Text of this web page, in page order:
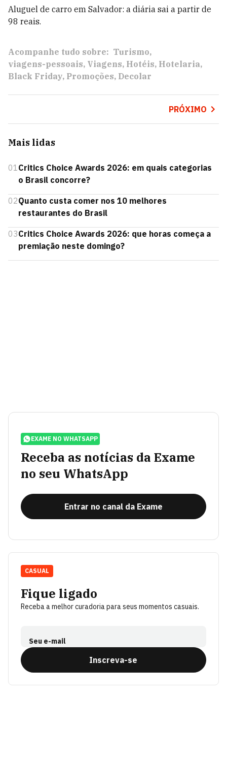
Aluguel de carro em Salvador: a diária sai a partir de
98 reais.
Acompanhe tudo sobre: Turismo
viagens-pessoais Viagens Hotéis Hotelaria
Black Friday Promoções Decolar
PRÓXIMO
Mais lidas
01Critics Choice Awards 2026: em quais categorias
o Brasil concorre?
02Quanto custa comer nos 10 melhores
restaurantes do Brasil
03Critics Choice Awards 2026: que horas começa a
premiação neste domingo?
EXAME NO WHATSAPP
Receba as notícias da Exame
no seu WhatsApp
Entrar no canal da Exame
Fique ligado
Receba a melhor curadoria para seus momentos casuais.
Seu e-mail
Inscreva-se
CASUAL